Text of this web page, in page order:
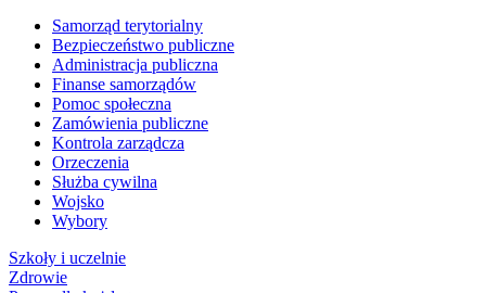
Samorząd terytorialny
Bezpieczeństwo publiczne
Administracja publiczna
Finanse samorządów
Pomoc społeczna
Zamówienia publiczne
Kontrola zarządcza
Orzeczenia
Służba cywilna
Wojsko
Wybory
Szkoły i uczelnie
Zdrowie